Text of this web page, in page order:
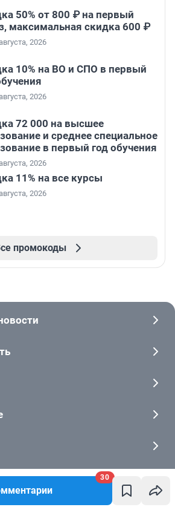
30
50% от 800 ₽ на первый
максимальная скидка 600 ₽
2026
10% на ВО и СПО в первый
2026
72 000 на высшее
и среднее специальное
в первый год обучения
2026
11% на все курсы
2026
промокоды